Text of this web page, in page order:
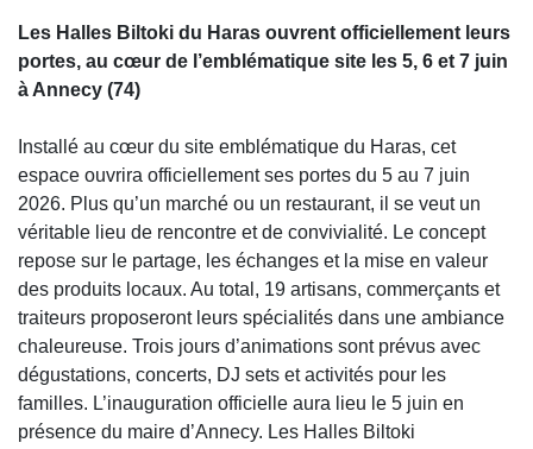
Les Halles Biltoki du Haras ouvrent officiellement leurs
portes, au cœur de l’emblématique site les 5, 6 et 7 juin
à Annecy (74)
Installé au cœur du site emblématique du Haras, cet
espace ouvrira officiellement ses portes du 5 au 7 juin
2026. Plus qu’un marché ou un restaurant, il se veut un
véritable lieu de rencontre et de convivialité. Le concept
repose sur le partage, les échanges et la mise en valeur
des produits locaux. Au total, 19 artisans, commerçants et
traiteurs proposeront leurs spécialités dans une ambiance
chaleureuse. Trois jours d’animations sont prévus avec
dégustations, concerts, DJ sets et activités pour les
familles. L’inauguration officielle aura lieu le 5 juin en
présence du maire d’Annecy. Les Halles Biltoki